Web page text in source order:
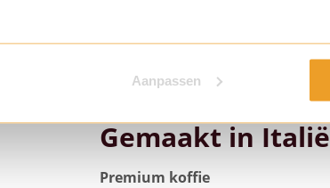
Aanpassen
Gemaakt in Italië
Premium koffie